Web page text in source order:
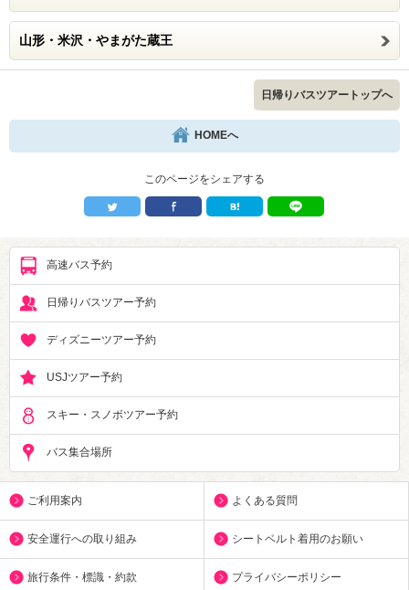
山形・米沢・やまがた蔵王
日帰りバスツアートップへ
HOMEへ
このページをシェアする
高速バス予約
日帰りバスツアー予約
ディズニーツアー予約
USJツアー予約
スキー・スノボツアー予約
バス集合場所
ご利用案内 よくある質問
安全運行への取り組み シートベルト着用のお願い
旅行条件・標識・約款 プライバシーポリシー